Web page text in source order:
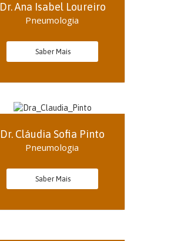
Dr. Ana Isabel Loureiro
Pneumologia
Saber Mais
Dr. Cláudia Sofia Pinto
Pneumologia
Saber Mais